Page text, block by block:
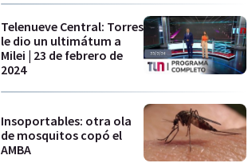
Telenueve Central: Torres
le dio un ultimátum a
Milei | 23 de febrero de
2024
Insoportables: otra ola
de mosquitos copó el
AMBA